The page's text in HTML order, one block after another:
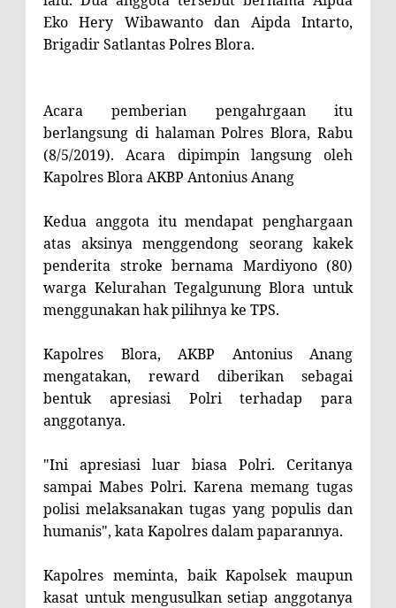
Eko Hery Wibawanto dan Aipda Intarto,
Brigadir Satlantas Polres Blora.
Acara pemberian pengahrgaan itu
berlangsung di halaman Polres Blora, Rabu
(8/5/2019). Acara dipimpin langsung oleh
Kapolres BloraAKBP Antonius Anang
Kedua anggota itu mendapat penghargaan
atas aksinya menggendong seorang kakek
penderita stroke bernama Mardiyono (80)
warga Kelurahan Tegalgunung Blora untuk
menggunakan hak pilihnya ke TPS.
Kapolres Blora, AKBP Antonius Anang
mengatakan, reward diberikan sebagai
bentuk apresiasi Polri terhadap para
anggotanya.
"Ini apresiasi luar biasa Polri. Ceritanya
sampai Mabes Polri. Karena memang tugas
polisi melaksanakan tugas yang populis dan
humanis", kata Kapolres dalam paparannya.
Kapolres meminta, baik Kapolsek maupun
kasat untuk mengusulkan setiap anggotanya